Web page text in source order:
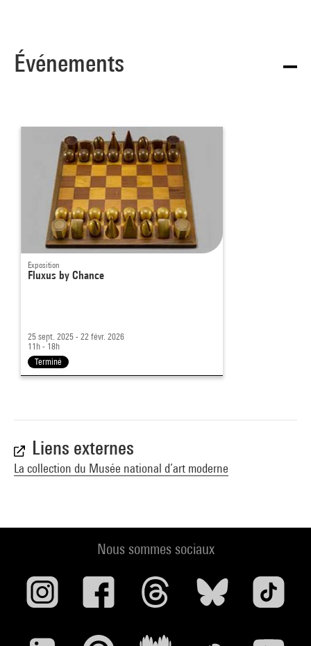
Événements
Exposition
Fluxus by Chance
25 sept. 2025 - 22 févr. 2026
11h - 18h
Terminé
Liens externes
La collection du Musée national d’art moderne
Nous sommes sociaux